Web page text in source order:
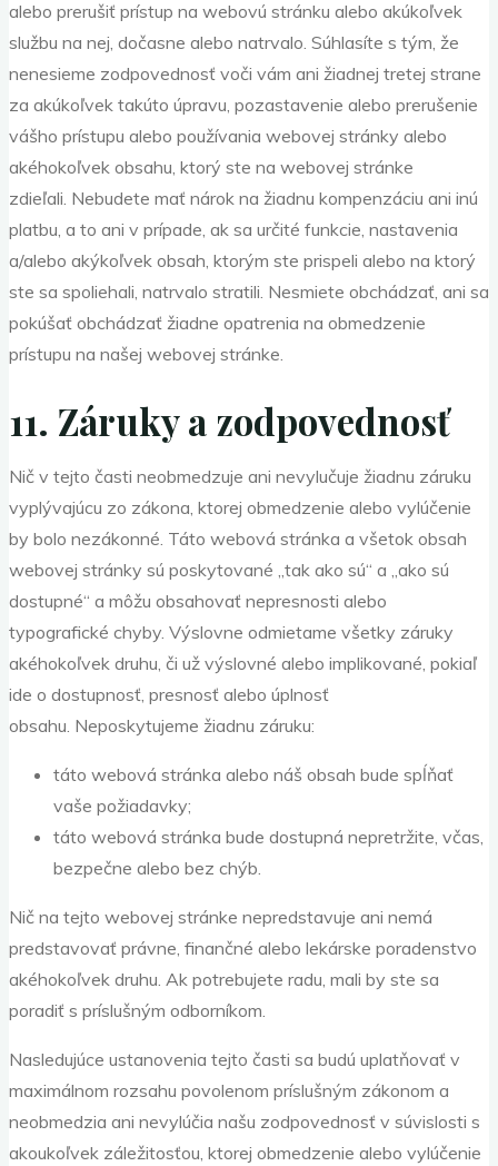
alebo prerušiť prístup na webovú stránku alebo akúkoľvek
službu na nej, dočasne alebo natrvalo. Súhlasíte s tým, že
nenesieme zodpovednosť voči vám ani žiadnej tretej strane
za akúkoľvek takúto úpravu, pozastavenie alebo prerušenie
vášho prístupu alebo používania webovej stránky alebo
akéhokoľvek obsahu, ktorý ste na webovej stránke
zdieľali. Nebudete mať nárok na žiadnu kompenzáciu ani inú
platbu, a to ani v prípade, ak sa určité funkcie, nastavenia
a/alebo akýkoľvek obsah, ktorým ste prispeli alebo na ktorý
ste sa spoliehali, natrvalo stratili. Nesmiete obchádzať, ani sa
pokúšať obchádzať žiadne opatrenia na obmedzenie
prístupu na našej webovej stránke.
11. Záruky a zodpovednosť
Nič v tejto časti neobmedzuje ani nevylučuje žiadnu záruku
vyplývajúcu zo zákona, ktorej obmedzenie alebo vylúčenie
by bolo nezákonné. Táto webová stránka a všetok obsah
webovej stránky sú poskytované „tak ako sú“ a „ako sú
dostupné“ a môžu obsahovať nepresnosti alebo
typografické chyby. Výslovne odmietame všetky záruky
akéhokoľvek druhu, či už výslovné alebo implikované, pokiaľ
ide o dostupnosť, presnosť alebo úplnosť
obsahu. Neposkytujeme žiadnu záruku:
táto webová stránka alebo náš obsah bude spĺňať
vaše požiadavky;
táto webová stránka bude dostupná nepretržite, včas,
bezpečne alebo bez chýb.
Nič na tejto webovej stránke nepredstavuje ani nemá
predstavovať právne, finančné alebo lekárske poradenstvo
akéhokoľvek druhu. Ak potrebujete radu, mali by ste sa
poradiť s príslušným odborníkom.
Nasledujúce ustanovenia tejto časti sa budú uplatňovať v
maximálnom rozsahu povolenom príslušným zákonom a
neobmedzia ani nevylúčia našu zodpovednosť v súvislosti s
akoukoľvek záležitosťou, ktorej obmedzenie alebo vylúčenie